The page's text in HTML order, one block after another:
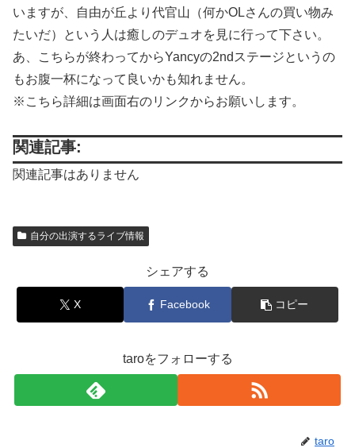
いますが、自由が丘より代官山（何かOLさんの買い物み
たいだ）という人は癒しのデュオを見に行って下さい。
あ、こちらが終わってからYancyの2ndステージというの
もお腹一杯になって良いかも知れません。
※こちら詳細は画面右のリンクからお願いします。
関連記事:
関連記事はありません
自分の出演するライブ情報
シェアする
X Facebook コピー
taroをフォローする
taro